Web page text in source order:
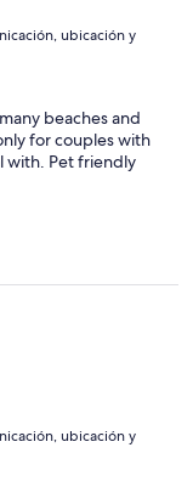
ubicación y
beaches and
for couples with
with. Pet friendly
ubicación y